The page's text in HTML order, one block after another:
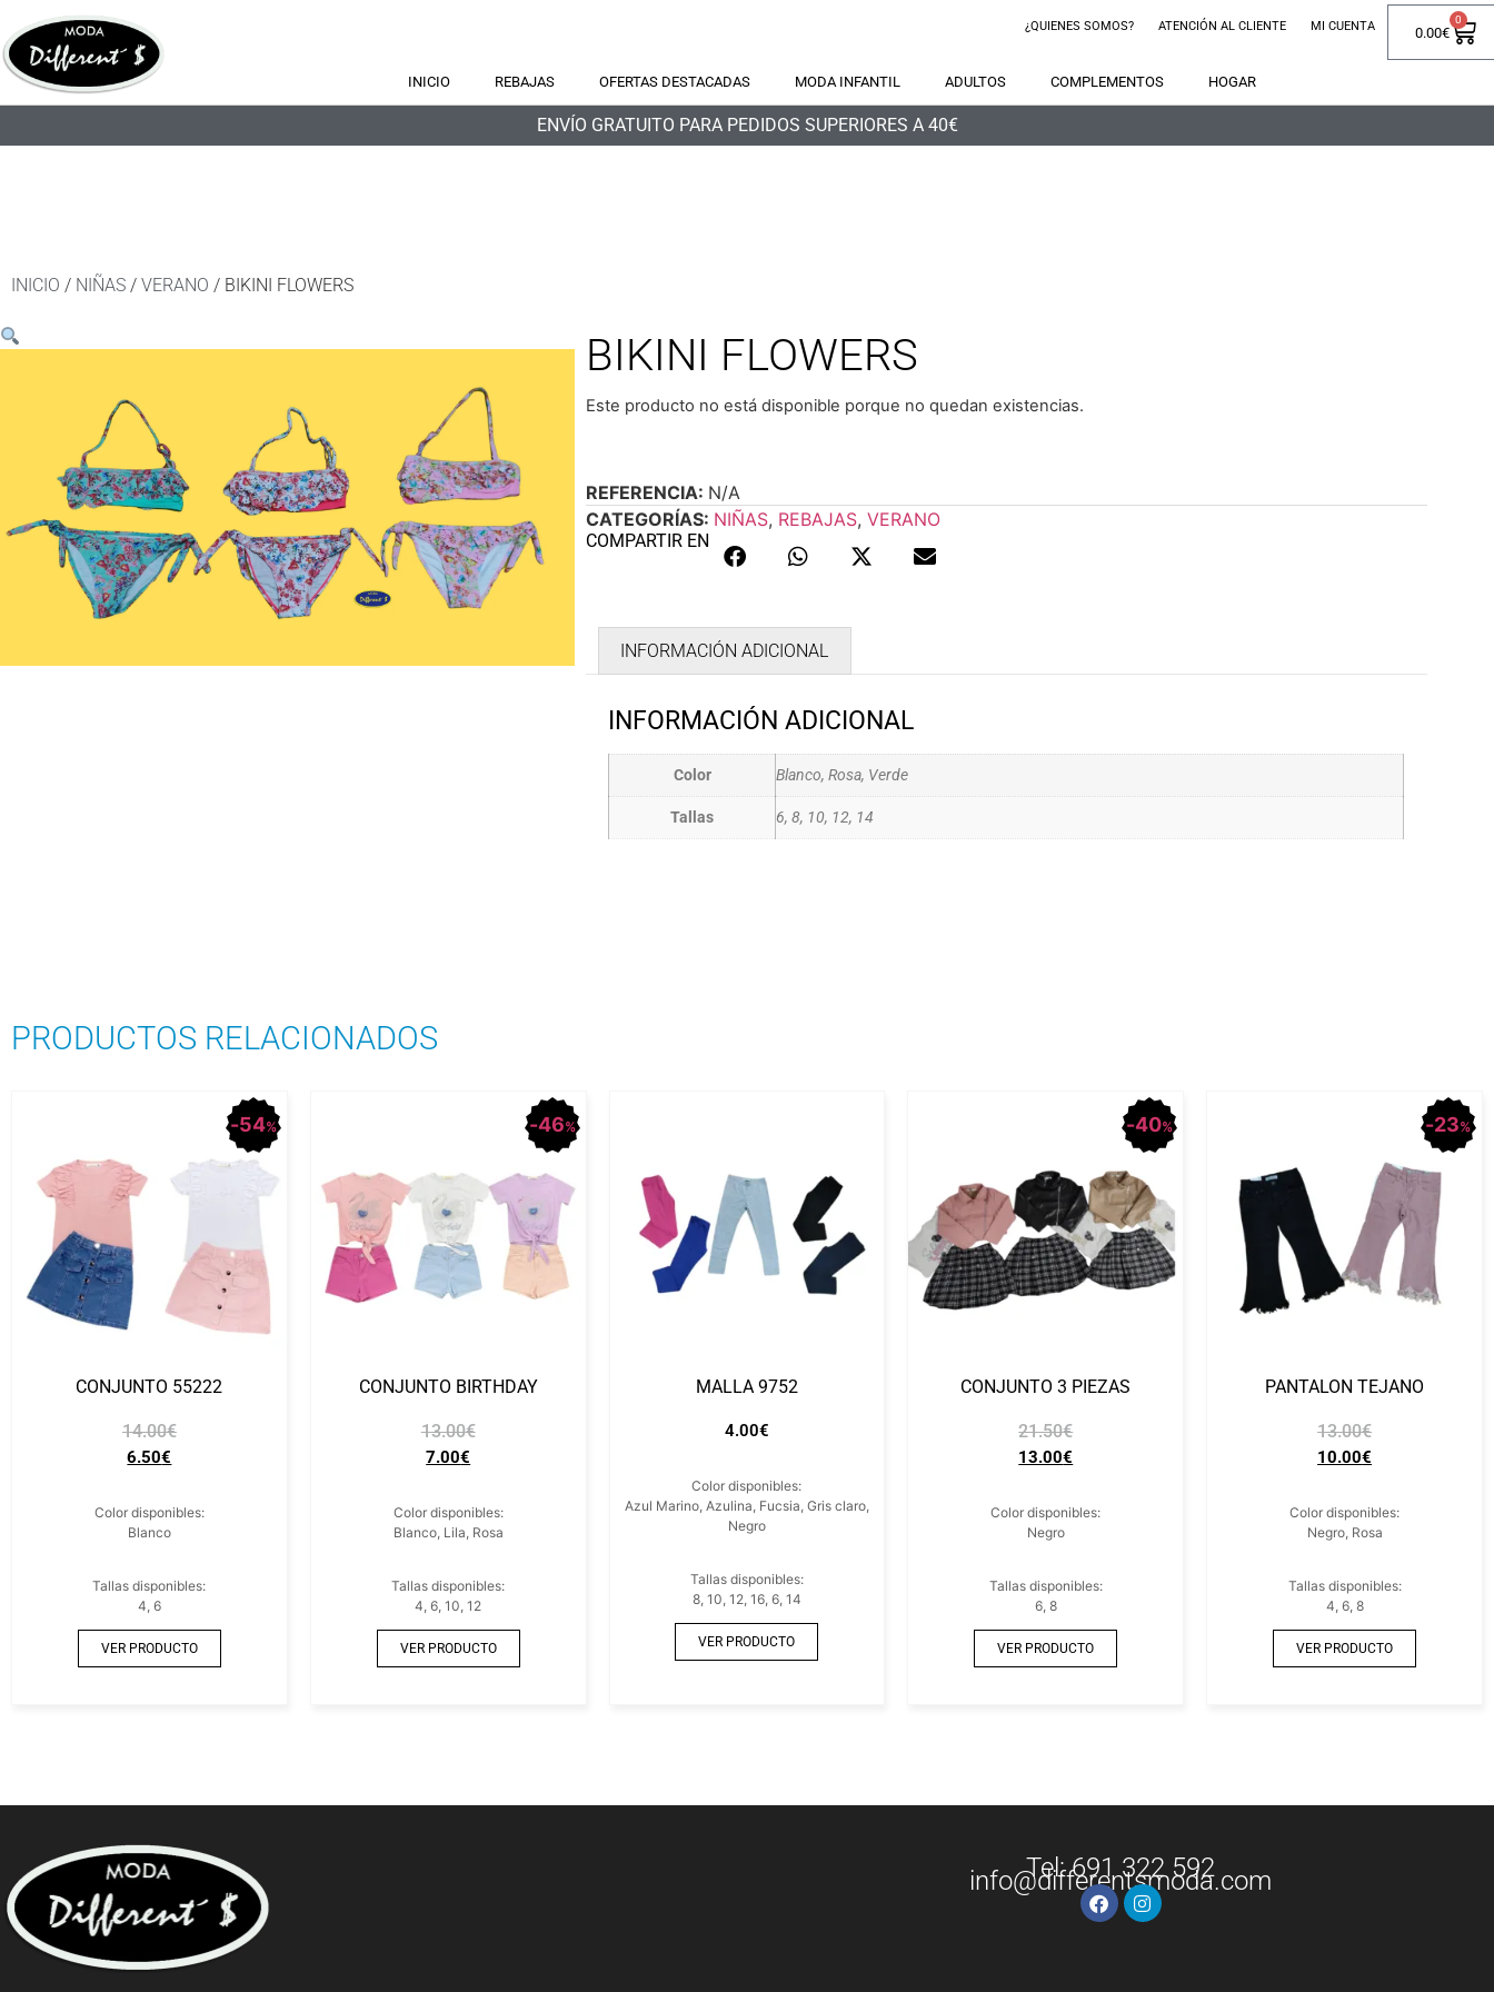
¿QUIENES SOMOS? ATENCIÓN AL CLIENTE MI CUENTA 0.00€
0
INICIO REBAJAS OFERTAS DESTACADAS MODA INFANTIL ADULTOS COMPLEMENTOS HOGAR
ENVÍO GRATUITO PARA PEDIDOS SUPERIORES A 40€
INICIO / NIÑAS / VERANO / BIKINI FLOWERS
BIKINI FLOWERS
Este producto no está disponible porque no quedan existencias.
REFERENCIA: N/A
CATEGORÍAS: NIÑAS, REBAJAS,VERANO
COMPARTIR EN
INFORMACIÓN ADICIONAL
INFORMACIÓN ADICIONAL
Color Blanco, Rosa, Verde
Tallas 6, 8, 10, 12, 14
PRODUCTOS RELACIONADOS
54%
CONJUNTO 55222
14.00€
6.50€
Color disponibles:
Blanco
Tallas disponibles:
4, 6
VER PRODUCTO
46%
CONJUNTO BIRTHDAY
13.00€
7.00€
Color disponibles:
Blanco, Lila, Rosa
Tallas disponibles:
4, 6, 10, 12
VER PRODUCTO
MALLA 9752
4.00€
Color disponibles:
Azul Marino, Azulina, Fucsia, Gris claro,
Negro
Tallas disponibles:
8, 10, 12, 16, 6, 14
VER PRODUCTO
40%
CONJUNTO 3 PIEZAS
21.50€
13.00€
Color disponibles:
Negro
Tallas disponibles:
6, 8
VER PRODUCTO
23%
PANTALON TEJANO
13.00€
10.00€
Color disponibles:
Negro, Rosa
Tallas disponibles:
4, 6, 8
VER PRODUCTO
Tel: 691 322 592
info@differentsmoda.com